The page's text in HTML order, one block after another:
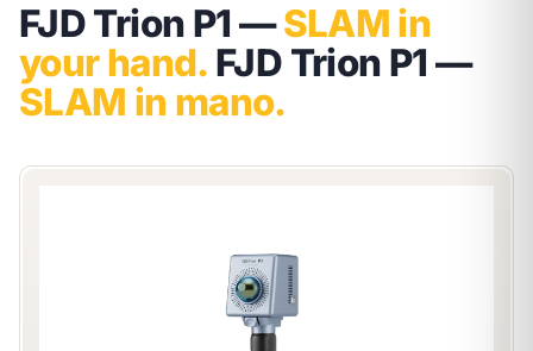
FJD Trion P1 —SLAM in
your hand. FJD Trion P1 —
SLAM in mano.